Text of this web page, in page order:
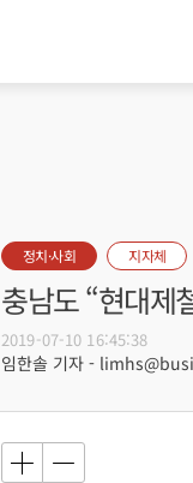
정치·사회 지자체
충남도 “현대제
2019-07-10 16:45:38
임한솔 기자 -